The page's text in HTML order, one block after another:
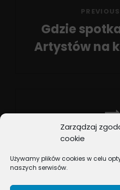
Zarządzaj
cookie
Używamy plików cookies w celu
naszych serwisów.
Gdzie
Artystów na
NEXT
Next